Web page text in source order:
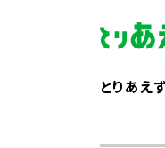
とりあえ